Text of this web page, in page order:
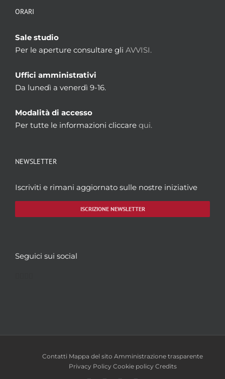
ORARI
Sale studio
Per le aperture consultare gli AVVISI.
Uffici amministrativi
Da lunedì a venerdì 9-16.
Modalità di accesso
Per tutte le informazioni cliccare qui.
NEWSLETTER
Iscriviti e rimani aggiornato sulle nostre iniziative
ISCRIZIONE NEWSLETTER
Seguici sui social
Contatti Mappa del sito Amministrazione trasparente
Privacy Policy Cookie policy Credits